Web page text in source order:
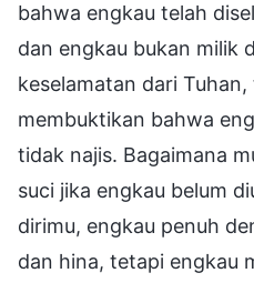
bahwa engkau telah
dan engkau bukan milik
keselamatan dari
membuktikan bahwa
tidak najis. Bagaimana
suci jika engkau belum
dirimu, engkau penuh
dan hina, tetapi engkau